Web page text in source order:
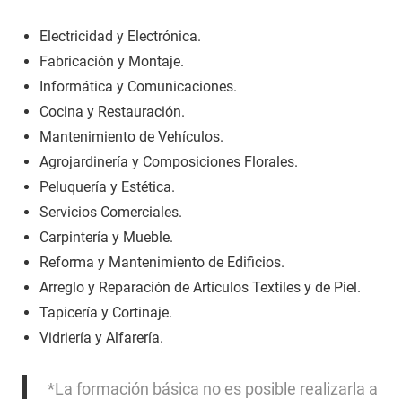
Electricidad y Electrónica.
Fabricación y Montaje.
Informática y Comunicaciones.
Cocina y Restauración.
Mantenimiento de Vehículos.
Agrojardinería y Composiciones Florales.
Peluquería y Estética.
Servicios Comerciales.
Carpintería y Mueble.
Reforma y Mantenimiento de Edificios.
Arreglo y Reparación de Artículos Textiles y de Piel.
Tapicería y Cortinaje.
Vidriería y Alfarería.
*La formación básica no es posible realizarla a